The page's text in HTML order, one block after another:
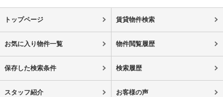
トップページ 賃貸物件検索
お気に入り物件一覧 物件閲覧履歴
保存した検索条件 検索履歴
スタッフ紹介 お客様の声